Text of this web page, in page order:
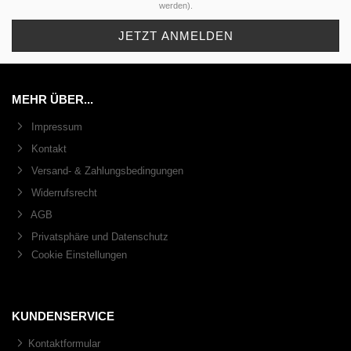
werden).
MEHR ÜBER...
Impressum
Kontakt
Versand- & Zahlungsbedingungen
Widerrufsrecht
AGB
Privatsphäre und Datenschutz
Cookie Einstellungen
KUNDENSERVICE
Kontaktformular